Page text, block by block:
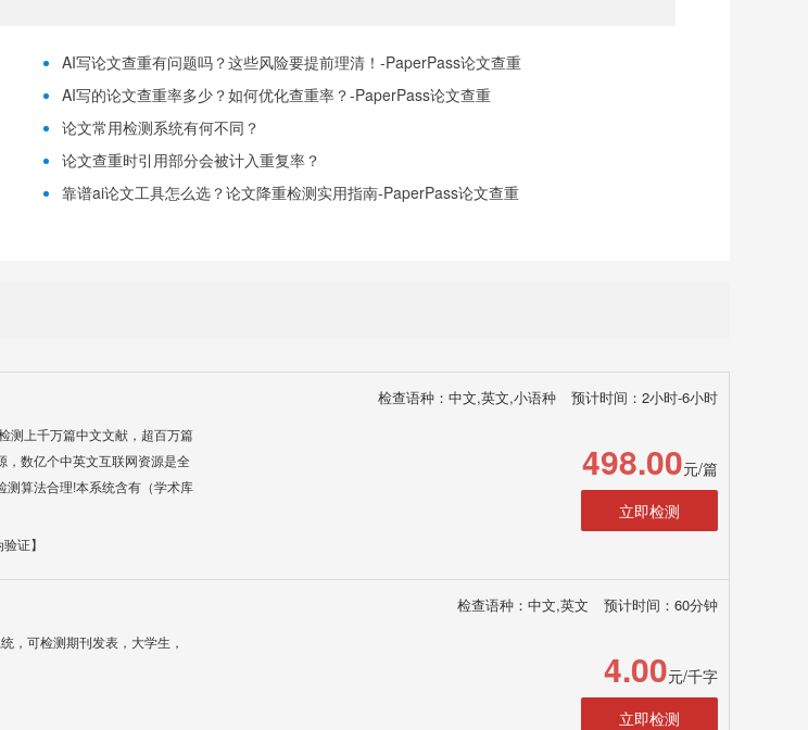
AI写论文查重有问题吗？这些风险要提前理清！-PaperPass论文查重
AI写的论文查重率多少？如何优化查重率？-PaperPass论文查重
论文常用检测系统有何不同？
论文查重时引用部分会被计入重复率？
靠谱ai论文工具怎么选？论文降重检测实用指南-PaperPass论文查重
检查语种：中文,英文,小语种 预计时间：2小时-6小时
测上千万篇中文文献，超百万篇
数亿个中英文互联网资源是全
测算法合理!本系统含有（学术库
证】
498.00元/篇
立即检测
检查语种：中文,英文 预计时间：60分钟
，可检测期刊发表，大学生，
4.00元/千字
立即检测